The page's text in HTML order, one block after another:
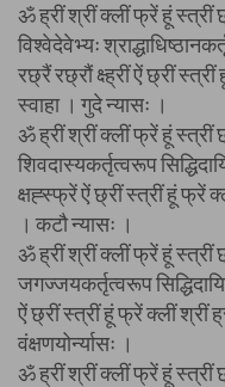
ॐ ह्रीं श्रीं क्लीं फ्रें हूं स्त्रीं
विश्वेदेवेभ्यः
रछ्रैं रछ्रौं क्ष्ह्रीं ऐं छ्रीं
स्वाहा । गुदे न्यासः ।
ॐ ह्रीं श्रीं क्लीं फ्रें हूं स्त्रीं
शिवदास्यकर्तृत्वरूप
क्षह्स्फ्रें ऐं छ्रीं स्त्रीं हूं फ्रें
। कटौ न्यासः ।
ॐ ह्रीं श्रीं क्लीं फ्रें हूं स्त्रीं
जगज्जयकर्तृत्वरूप
ऐं छ्रीं स्त्रीं हूं फ्रें क्लीं श्रीं
वंक्षणयोर्न्यासः ।
ॐ ह्रीं श्रीं क्लीं फ्रें हूं स्त्रीं